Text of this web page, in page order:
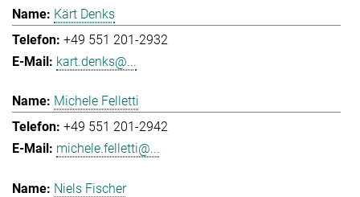
Kärt Denks
+49 551 201-2932
kart.denks@...
Michele Felletti
+49 551 201-2942
michele.felletti@...
Niels Fischer